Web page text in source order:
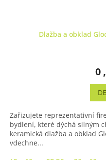
Dlažba a obklad
0
Zařizujete reprezentativní
bydlení, které dýchá silným
keramická dlažba a obklad
vdechne...